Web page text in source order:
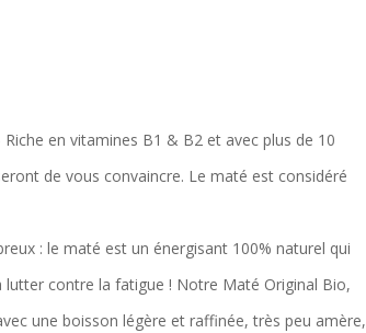
Riche en vitamines B1 & B2 et avec plus de 10
de vous convaincre. Le maté est considéré
: le maté est un énergisant 100% naturel qui
contre la fatigue ! Notre Maté Original Bio,
une boisson légère et raffinée, très peu amère,